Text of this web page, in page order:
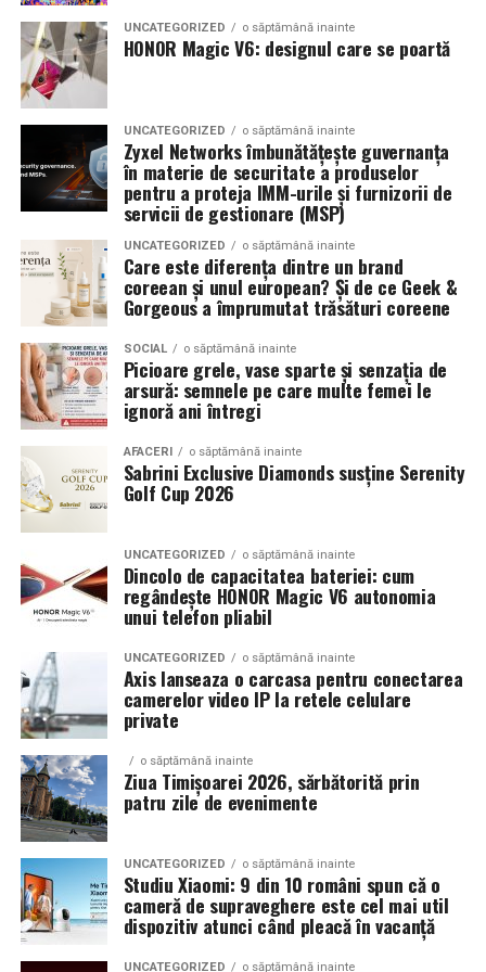
combinând experiența organizatorică cu capacitatea de
a transforma fiecare eveniment într-o amintire
deosebită pentru participanți.
echilibrat, in timp ce o alegere gresita poate strica
proportiile, chiar daca restul masinii este bine realizat.
Anvelopele ca element vizual la show-uri auto
La evenimentele auto din Cluj, anvelopele nu sunt doar
componente functionale, ci si elemente vizuale. Publicul
si fotografii surprind adesea detalii precum modul in
care roata umple aripa, distanta fata de caroserie si
aspectul general al ansamblului roata-janta.
Anvelopele curate, cu dimensiuni corecte si uzura
uniforma, contribuie la imaginea profesionala a unei
masini de show. In multe cazuri, acestea completeaza
jantele si intaresc conceptul ales de proprietar, fie ca
vorbim despre un stil elegant, sportiv sau minimalist.
Echilibrul dintre estetica si utilizare reala
Un aspect specific evenimentelor auto din Cluj este
prezenta multor masini care nu sunt doar proiecte de
show, ci si vehicule utilizate zilnic. Proprietarii acestora
cauta solutii care sa le permita sa participe la
evenimente fara a sacrifica complet confortul sau
siguranta pe drumurile publice.
In acest context, anvelopele alese trebuie sa ofere un
echilibru intre aspect si functionalitate. Multi pasionati
opteaza pentru anvelope care arata bine la show, dar
care pot fi folosite si in conditii reale de trafic,
indiferent de vreme sau sezon.
De ce conteaza tipul de anvelopa la evenimentele din
Cluj
Clujul este un oras in care vremea poate fi imprevizibila,
iar drumurile din imprejurimi includ atat zone urbane,
cat si trasee montane sau colinare. O masina pregatita
UNCATEGORIZED o săptămână inainte
HONOR Magic V6: designul care se poartă
UNCATEGORIZED o săptămână inainte
Zyxel Networks îmbunătățește guvernanța
în materie de securitate a produselor
pentru a proteja IMM-urile și furnizorii de
servicii de gestionare (MSP)
UNCATEGORIZED o săptămână inainte
Care este diferența dintre un brand
coreean și unul european? Și de ce Geek &
Gorgeous a împrumutat trăsături coreene
SOCIAL o săptămână inainte
Picioare grele, vase sparte și senzația de
arsură: semnele pe care multe femei le
ignoră ani întregi
AFACERI o săptămână inainte
Sabrini Exclusive Diamonds susține Serenity
Golf Cup 2026
UNCATEGORIZED o săptămână inainte
Dincolo de capacitatea bateriei: cum
regândește HONOR Magic V6 autonomia
unui telefon pliabil
UNCATEGORIZED o săptămână inainte
Axis lanseaza o carcasa pentru conectarea
camerelor video IP la retele celulare
private
o săptămână inainte
Ziua Timișoarei 2026, sărbătorită prin
patru zile de evenimente
UNCATEGORIZED o săptămână inainte
Studiu Xiaomi: 9 din 10 români spun că o
cameră de supraveghere este cel mai util
dispozitiv atunci când pleacă în vacanță
UNCATEGORIZED o săptămână inainte